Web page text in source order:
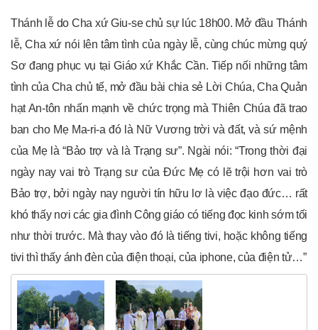
Thánh lễ do Cha xứ Giu-se chủ sự lúc 18h00. Mở đầu Thánh
lễ, Cha xứ nói lên tâm tình của ngày lễ, cùng chúc mừng quý
Sơ đang phục vụ tại Giáo xứ Khắc Cần. Tiếp nối những tâm
tình của Cha chủ tế, mở đầu bài chia sẻ Lời Chúa, Cha Quản
hạt An-tôn nhấn mạnh về chức trọng mà Thiên Chúa đã trao
ban cho Mẹ Ma-ri-a đó là Nữ Vương trời và đất, và sứ mệnh
của Mẹ là “Bảo trợ và là Trạng sư”. Ngài nói: “Trong thời đại
ngày nay vai trò Trạng sư của Đức Mẹ có lẽ trội hơn vai trò
Bảo trợ, bởi ngày nay người tín hữu lơ là việc đạo đức… rất
khó thấy nơi các gia đình Công giáo có tiếng đọc kinh sớm tối
như thời trước. Mà thay vào đó là tiếng tivi, hoặc không tiếng
tivi thì thấy ánh đèn của điện thoại, của iphone, của điện tử…”